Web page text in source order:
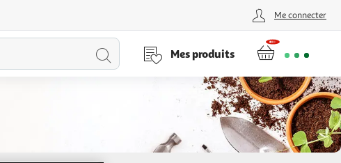
Me connecter
Lancer
recherche
Mes produits